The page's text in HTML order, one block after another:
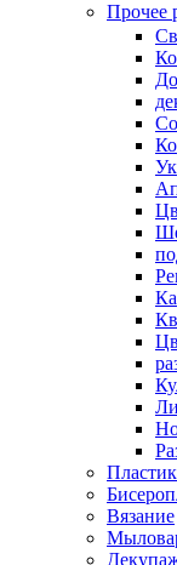
Прочее
Вязание